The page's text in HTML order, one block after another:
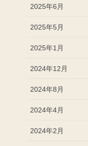
2025年6月
2025年5月
2025年1月
2024年12月
2024年8月
2024年4月
2024年2月